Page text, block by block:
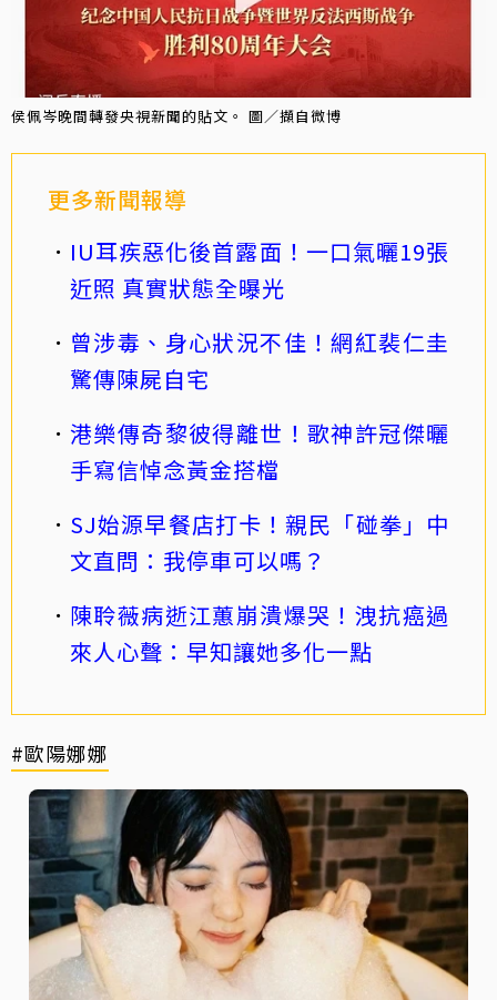
侯佩岑晚間轉發央視新聞的貼文。 圖／擷自微博
更多新聞報導
IU耳疾惡化後首露面！一口氣曬19張
近照 真實狀態全曝光
曾涉毒、身心狀況不佳！網紅裴仁圭
驚傳陳屍自宅
港樂傳奇黎彼得離世！歌神許冠傑曬
手寫信悼念黃金搭檔
SJ始源早餐店打卡！親民「碰拳」中
文直問：我停車可以嗎？
陳聆薇病逝江蕙崩潰爆哭！洩抗癌過
來人心聲：早知讓她多化一點
#歐陽娜娜